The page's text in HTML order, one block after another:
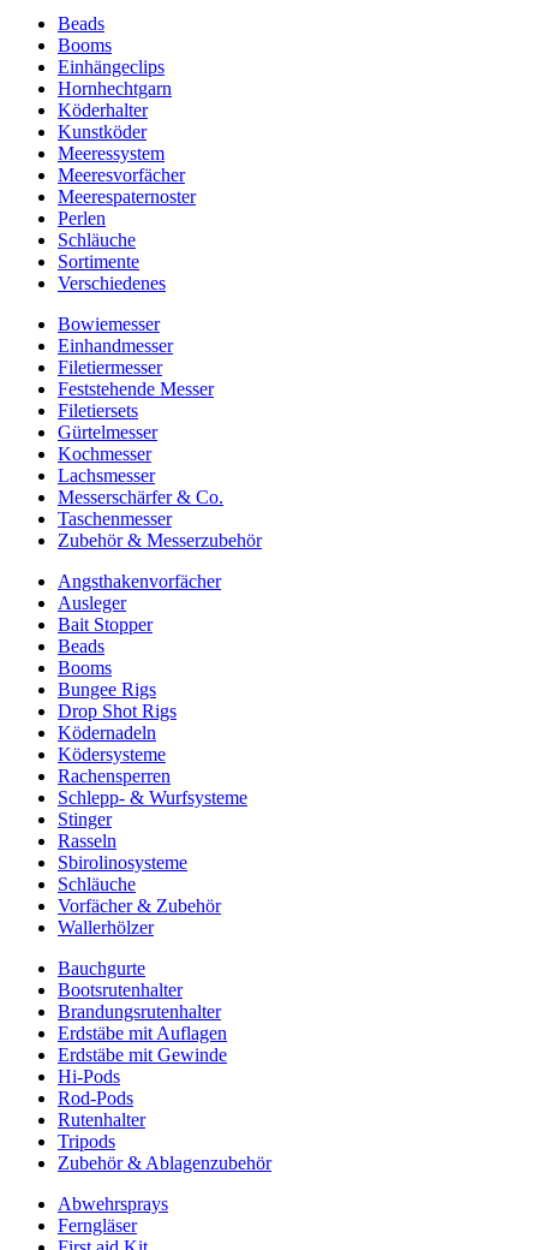
Beads
Booms
Einhängeclips
Hornhechtgarn
Köderhalter
Kunstköder
Meeressystem
Meeresvorfächer
Meerespaternoster
Perlen
Schläuche
Sortimente
Verschiedenes
Bowiemesser
Einhandmesser
Filetiermesser
Feststehende Messer
Filetiersets
Gürtelmesser
Kochmesser
Lachsmesser
Messerschärfer & Co.
Taschenmesser
Zubehör & Messerzubehör
Angsthakenvorfächer
Ausleger
Bait Stopper
Beads
Booms
Bungee Rigs
Drop Shot Rigs
Ködernadeln
Ködersysteme
Rachensperren
Schlepp- & Wurfsysteme
Stinger
Rasseln
Sbirolinosysteme
Schläuche
Vorfächer & Zubehör
Wallerhölzer
Bauchgurte
Bootsrutenhalter
Brandungsrutenhalter
Erdstäbe mit Auflagen
Erdstäbe mit Gewinde
Hi-Pods
Rod-Pods
Rutenhalter
Tripods
Zubehör & Ablagenzubehör
Abwehrsprays
Ferngläser